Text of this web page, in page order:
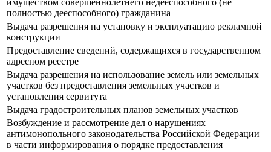
имуществом совершеннолетнего недееспособного (не
полностью дееспособного) гражданина
Выдача разрешения на установку и эксплуатацию рекламной
конструкции
Предоставление сведений, содержащихся в государственном
адресном реестре
Выдача разрешения на использование земель или земельных
участков без предоставления земельных участков и
установления сервитута
Выдача градостроительных планов земельных участков
Возбуждение и рассмотрение дел о нарушениях
антимонопольного законодательства Российской Федерации
в части информирования о порядке предоставления